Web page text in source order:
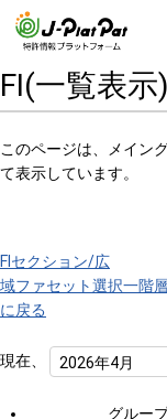
FI(一覧表示)
このページは、メイン
て表示しています。
FIセクション/広
域ファセット選択
に戻る
一階
現在、 2026年4月
グルー